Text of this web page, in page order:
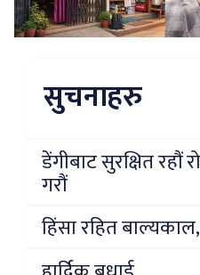
सुचनाहरु
डेंगीबाट सुरक्षित रहौं
गरौं
हिंसा रहित